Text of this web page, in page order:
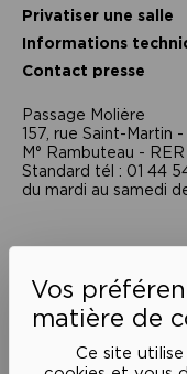
Ce site utilise
Privatiser une salle
Informations
Contact presse
Passage Moliėre
157, rue Saint-Martin
M° Rambuteau -
Standard tél : 01 44
du mardi au samedi
Mentions légales
Politique de
Conditions générales